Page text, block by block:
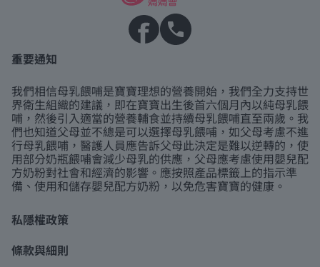
重要通知
我們相信母乳餵哺是寶寶理想的營養開始，我們全力支持世
界衛生組織的建議，即在寶寶出生後首六個月內以純母乳餵
哺，然後引入適當的營養輔食並持續母乳餵哺直至兩歲。我
們也知道父母並不總是可以選擇母乳餵哺，如父母考慮不進
行母乳餵哺，醫護人員應告訴父母此決定是難以逆轉的，使
用部分奶瓶餵哺會減少母乳的供應，父母應考慮使用嬰兒配
方奶粉對社會和經濟的影響。應按照產品標籤上的指示準
備、使用和儲存嬰兒配方奶粉，以免危害寶寶的健康。
私隱權政策
條款與細則